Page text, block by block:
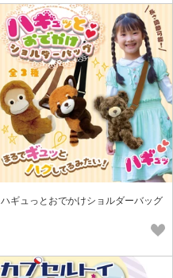
ハギュっとおでかけショルダーバッグ